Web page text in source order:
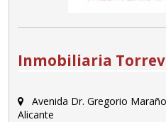
Inmobiliaria
Avenida Dr. Gregorio
Alicante